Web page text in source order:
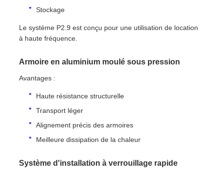
Stockage
Le système P2.9 est conçu pour une utilisation de location
à haute fréquence.
Armoire en aluminium moulé sous pression
Avantages :
Haute résistance structurelle
Transport léger
Alignement précis des armoires
Meilleure dissipation de la chaleur
Système d'installation à verrouillage rapide